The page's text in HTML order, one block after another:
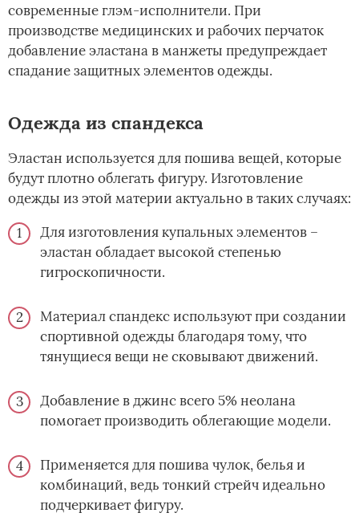
современные глэм-исполнители. При
производстве медицинских и рабочих перчаток
добавление эластана в манжеты предупреждает
спадание защитных элементов одежды.
Одежда из спандекса
Эластан ­используется для пошива вещей, которые
будут плотно облегать фигуру. Изготовление
одежды из этой материи актуально в таких случаях:
Для изготовления купальных элементов –
эластан обладает высокой степенью
гигроскопичности.
Материал спандекс используют при создании
спортивной одежды благодаря тому, что
тянущиеся вещи не сковывают движений.
Добавление в джинс всего 5% неолана
помогает производить облегающие модели.
Применяется для пошива чулок, белья и
комбинаций, ведь тонкий стрейч идеально
подчеркивает фигуру.